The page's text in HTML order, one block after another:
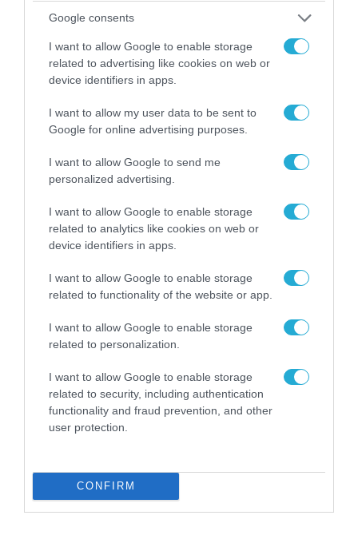
Google consents
I want to allow Google to enable storage
related to advertising like cookies on web or
device identifiers in apps.
I want to allow my user data to be sent to
Google for online advertising purposes.
I want to allow Google to send me
personalized advertising.
I want to allow Google to enable storage
related to analytics like cookies on web or
device identifiers in apps.
I want to allow Google to enable storage
related to functionality of the website or app.
I want to allow Google to enable storage
related to personalization.
I want to allow Google to enable storage
related to security, including authentication
functionality and fraud prevention, and other
user protection.
CONFIRM
04.08.2026 | 15:02
Αυτή την ώρα το τελευταίο «αντίο» στον πρώην
υπουργό Ι.Βαρβιτσιώτη (φωτο)
04.08.2026 | 13:02
Η ανακοίνωση του Πανελλήνιου Σωματείου
Πυροσβεστών για την δημοσιογράφο του OPEN
που γέλασε στη φωτιά